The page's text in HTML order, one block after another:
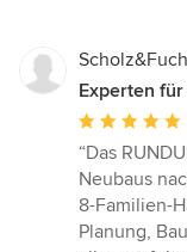
Experten
Bewertung:
5
von
5
“Das
Neubaus
8-Familien-
Planung,